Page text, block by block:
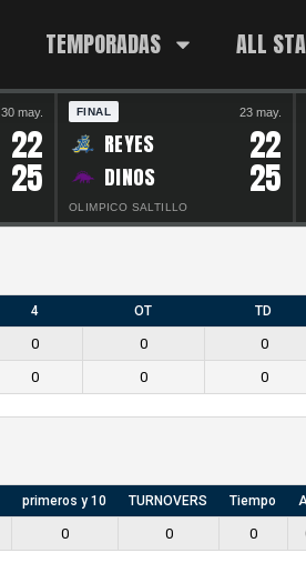
TEMPORADAS ALL
30 may.
22
25
FINAL 23 may.
REYES 22
DINOS 25
OLIMPICO SALTILLO
4 OT TD
0 0 0
0 0 0
primeros y 10 TURNOVERS Tiempo
0 0 0